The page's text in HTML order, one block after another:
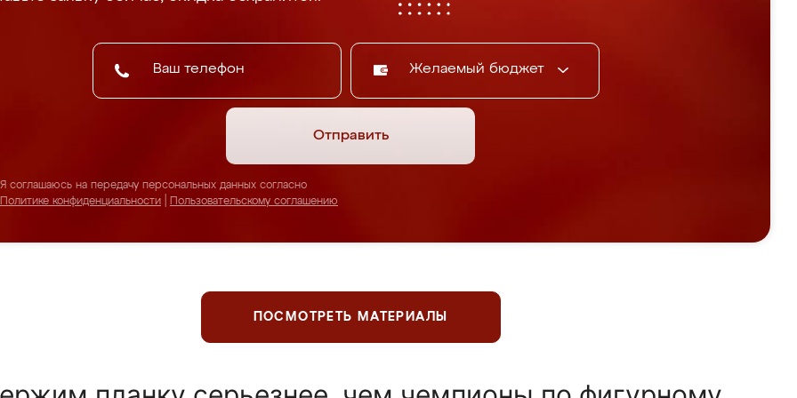
Желаемый бюджет
Отправить
Я соглашаюсь на передачу персональных данных согласно
Политике конфиденциальности
Пользовательскому соглашению
ПОСМОТРЕТЬ МАТЕРИАЛЫ